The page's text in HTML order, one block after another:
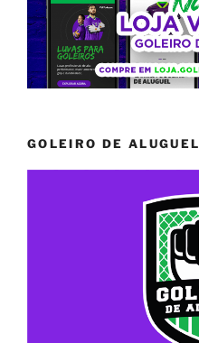
GOLEIRO DE ALUGUEL